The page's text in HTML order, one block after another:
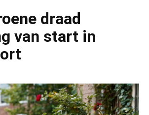
draad
van start in